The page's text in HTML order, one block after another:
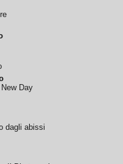
Day
dagli abissi